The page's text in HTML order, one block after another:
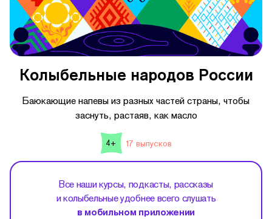
Колыбельные народов России
Баюкающие напевы из разных частей страны, чтобы
заснуть, растаяв, как масло
4+ 17 выпусков
Все наши курсы, подкасты, рассказы
и колыбельные удобнее всего слушать
в мобильном приложении